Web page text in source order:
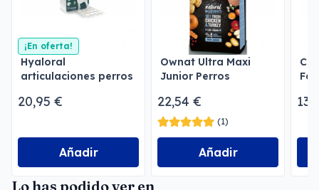
¡En oferta!
Hyaloral
articulaciones perros
20,95 €
Añadir
Ownat Ultra Maxi
Junior Perros
22,54 €
(1)
Añadir
Lo has podido ver en